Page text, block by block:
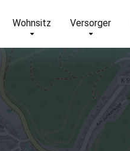
Wohnsitz Versorger